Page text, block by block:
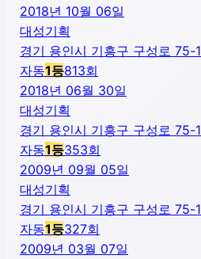
2018년 10월 06일
대성기획
경기 용인시 기흥구 구성로 75-1
자동1등813회
2018년 06월 30일
대성기획
경기 용인시 기흥구 구성로 75-1
자동1등353회
2009년 09월 05일
대성기획
경기 용인시 기흥구 구성로 75-1
자동1등327회
2009년 03월 07일